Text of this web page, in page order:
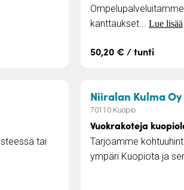
kanttaukset... Lue lisää
50,20 € / tunti
tai
Niiralan Kulma Oy
70110 Kuopio
Vuokrakoteja
Tarjoamme
ympäri Kuopiota ja